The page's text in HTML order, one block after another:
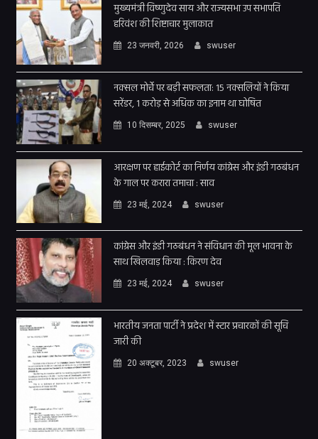
मुख्यमंत्री विष्णुदेव साय और राज्यसभा उप सभापति
हरिवंश की शिष्टाचार मुलाकात
23 जनवरी, 2026 swuser
नक्सल मोर्चे पर बड़ी सफलता: 15 नक्सलियों ने किया
सरेंडर, 1 करोड़ से अधिक का इनाम था घोषित
10 दिसम्बर, 2025 swuser
आरक्षण पर हाईकोर्ट का निर्णय कांग्रेस और इंडी गठबंधन
के गाल पर करारा तमाचा : साव
23 मई, 2024 swuser
कांग्रेस और इंडी गठबंधन ने संविधान की मूल भावना के
साथ खिलवाड़ किया : किरण देव
23 मई, 2024 swuser
भारतीय जनता पार्टी ने प्रदेश में स्टार प्रचारकों की सूचि
जारी की
20 अक्टूबर, 2023 swuser